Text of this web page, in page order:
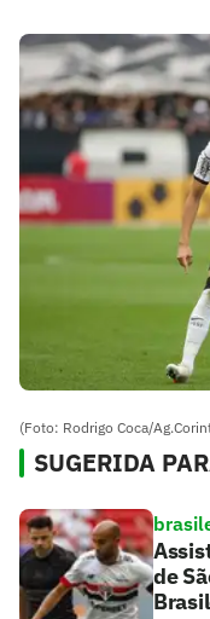
(Foto: Rodrigo Coca/
SUGERIDA
de